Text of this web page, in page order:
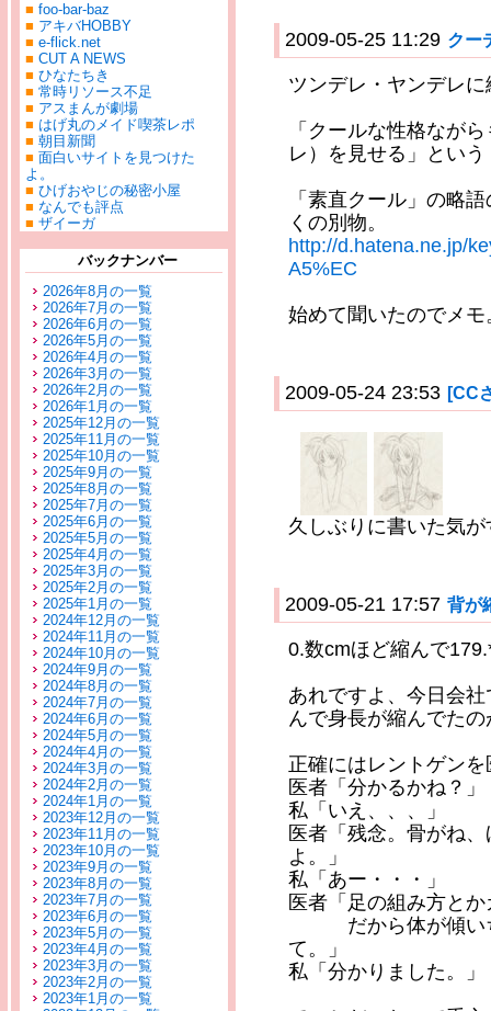
■ foo-bar-baz
■ アキバHOBBY
■ e-flick.net
■ CUT A NEWS
■ ひなたちき
■ 常時リソース不足
■ アスまんが劇場
■ はげ丸のメイド喫茶レポ
■ 朝目新聞
■ 面白いサイトを見つけた
よ。
■ ひげおやじの秘密小屋
■ なんでも評点
■ ザイーガ
バックナンバー
2026年8月の一覧
2026年7月の一覧
2026年6月の一覧
2026年5月の一覧
2026年4月の一覧
2026年3月の一覧
2026年2月の一覧
2026年1月の一覧
2025年12月の一覧
2025年11月の一覧
2025年10月の一覧
2025年9月の一覧
2025年8月の一覧
2025年7月の一覧
2025年6月の一覧
2025年5月の一覧
2025年4月の一覧
2025年3月の一覧
2025年2月の一覧
2025年1月の一覧
2024年12月の一覧
2024年11月の一覧
2024年10月の一覧
2024年9月の一覧
2024年8月の一覧
2024年7月の一覧
2024年6月の一覧
2024年5月の一覧
2024年4月の一覧
2024年3月の一覧
2024年2月の一覧
2024年1月の一覧
2023年12月の一覧
2023年11月の一覧
2023年10月の一覧
2023年9月の一覧
2023年8月の一覧
2023年7月の一覧
2023年6月の一覧
2023年5月の一覧
2023年4月の一覧
2023年3月の一覧
2023年2月の一覧
2023年1月の一覧
2009-05-25 11:29 クー
ツンデレ・ヤンデレ
「クールな性格なが
レ）を見せる」とい
「素直クール」の略
くの別物。
http://d.hatena.ne.jp/
A5%EC
始めて聞いたのでメモ
2009-05-24 23:53 [CC
久しぶりに書いた気が
2009-05-21 17:57 背が
0.数cmほど縮んで
あれですよ、今日会
んで身長が縮んでた
正確にはレントゲン
医者「分かるかね？」
私「いえ、、、」
医者「残念。骨がね
よ。」
私「あー・・・」
医者「足の組み方と
だから体が傾いち
て。」
私「分かりました。」